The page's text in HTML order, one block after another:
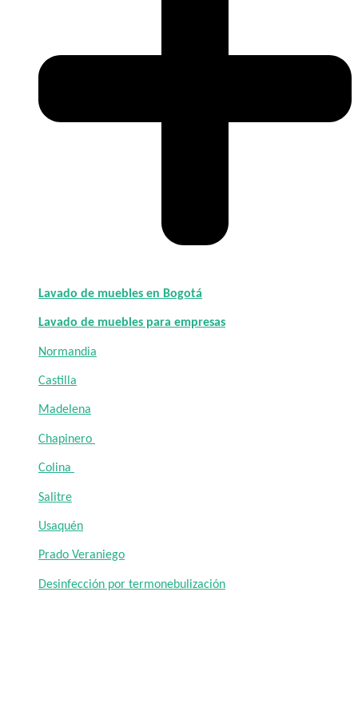
Lavado de muebles en Bogotá
Lavado de muebles para empresas
Normandia
Castilla
Madelena
Chapinero
Colina
Salitre
Usaquén
Prado Veraniego
Desinfección por termonebulización